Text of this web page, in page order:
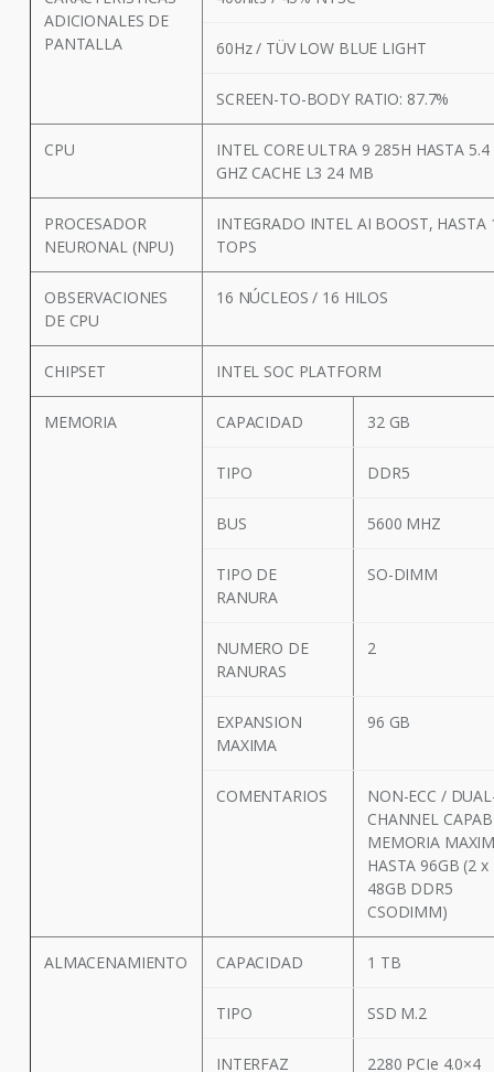
ADICIONALES DE
PANTALLA
60Hz / TÜV LOW BLUE LIGHT
SCREEN-TO-BODY RATIO: 87.7%
CPU
INTEL CORE ULTRA 9 285H HASTA 5.4
GHZ CACHE L3 24 MB
PROCESADOR
NEURONAL (NPU)
INTEGRADO INTEL AI BOOST, HASTA
TOPS
OBSERVACIONES
DE CPU
16 NÚCLEOS / 16 HILOS
CHIPSET INTEL SOC PLATFORM
MEMORIA CAPACIDAD 32 GB
TIPO DDR5
BUS 5600 MHZ
TIPO DE
RANURA
SO-DIMM
NUMERO DE
RANURAS
2
EXPANSION
MAXIMA
96 GB
COMENTARIOS
NON-ECC /
CHANNEL
MEMORIA
HASTA 96GB (2 x
48GB DDR5
CSODIMM)
ALMACENAMIENTO CAPACIDAD 1 TB
TIPO SSD M.2
INTERFAZ
2280 PCIe 4.0×4